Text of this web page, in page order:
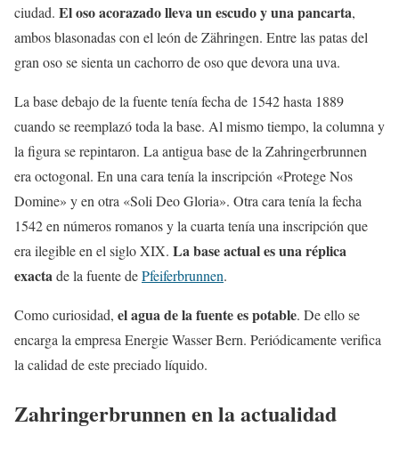
ciudad. El oso acorazado lleva un escudo y una pancarta,
ambos blasonadas con el león de Zähringen. Entre las patas del
gran oso se sienta un cachorro de oso que devora una uva.
La base debajo de la fuente tenía fecha de 1542 hasta 1889
cuando se reemplazó toda la base. Al mismo tiempo, la columna y
la figura se repintaron. La antigua base de la Zahringerbrunnen
era octogonal. En una cara tenía la inscripción «Protege Nos
Domine» y en otra «Soli Deo Gloria». Otra cara tenía la fecha
1542 en números romanos y la cuarta tenía una inscripción que
era ilegible en el siglo XIX. La base actual es una réplica
exactade la fuente dePfeiferbrunnen.
Como curiosidad, el agua de la fuente es potable. De ello se
encarga la empresa Energie Wasser Bern. Periódicamente verifica
la calidad de este preciado líquido.
Zahringerbrunnen en la actualidad